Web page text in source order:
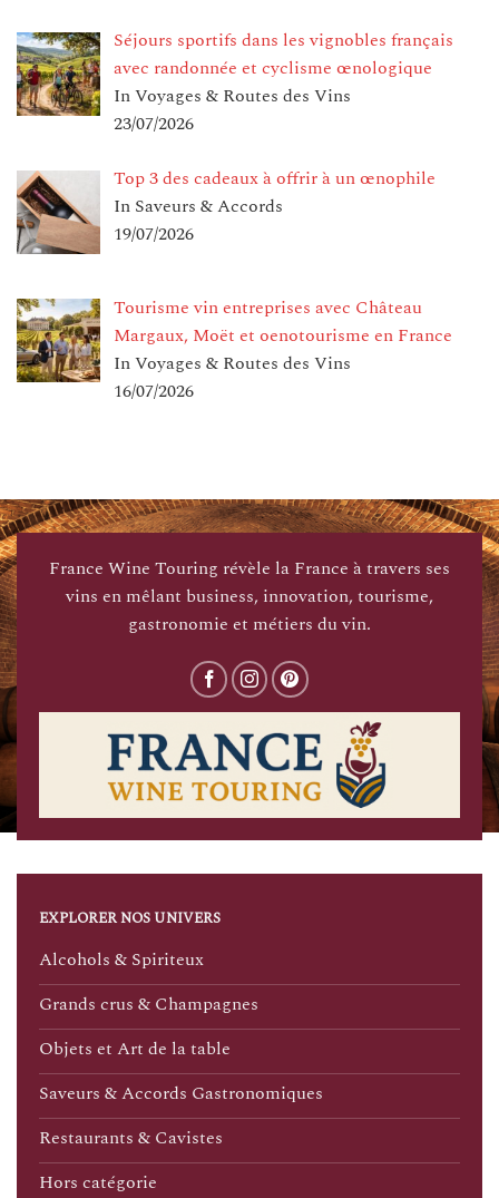
Séjours sportifs dans les vignobles français
avec randonnée et cyclisme œnologique
In Voyages & Routes des Vins
23/07/2026
Top 3 des cadeaux à offrir à un œnophile
In Saveurs & Accords
19/07/2026
Tourisme vin entreprises avec Château
Margaux, Moët et oenotourisme en France
In Voyages & Routes des Vins
16/07/2026
France Wine Touring révèle la France à travers ses
vins en mêlant business, innovation, tourisme,
gastronomie et métiers du vin.
EXPLORER NOS UNIVERS
Alcohols & Spiriteux
Grands crus & Champagnes
Objets et Art de la table
Saveurs & Accords Gastronomiques
Restaurants & Cavistes
Hors catégorie